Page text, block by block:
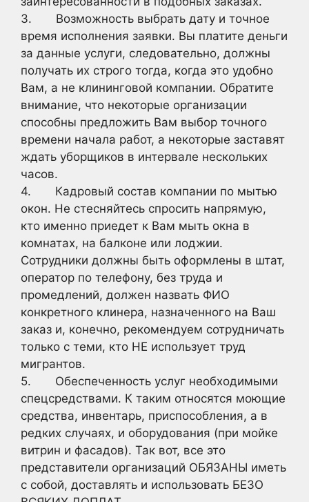
3. Возможность выбрать дату и точное
время исполнения заявки. Вы платите деньги
за данные услуги, следовательно, должны
получать их строго тогда, когда это удобно
Вам, а не клининговой компании. Обратите
внимание, что некоторые организации
способны предложить Вам выбор точного
времени начала работ, а некоторые заставят
ждать уборщиков в интервале нескольких
часов.
4. Кадровый состав компании по мытью
окон. Не стесняйтесь спросить напрямую,
кто именно приедет к Вам мыть окна в
комнатах, на балконе или лоджии.
Сотрудники должны быть оформлены в штат,
оператор по телефону, без труда и
промедлений, должен назвать ФИО
конкретного клинера, назначенного на Ваш
заказ и, конечно, рекомендуем сотрудничать
только с теми, кто НЕ использует труд
мигрантов.
5. Обеспеченность услуг необходимыми
спецсредствами. К таким относятся моющие
средства, инвентарь, приспособления, а в
редких случаях, и оборудования (при мойке
витрин и фасадов). Так вот, все это
представители организаций ОБЯЗАНЫ иметь
с собой, доставлять и использовать БЕЗО